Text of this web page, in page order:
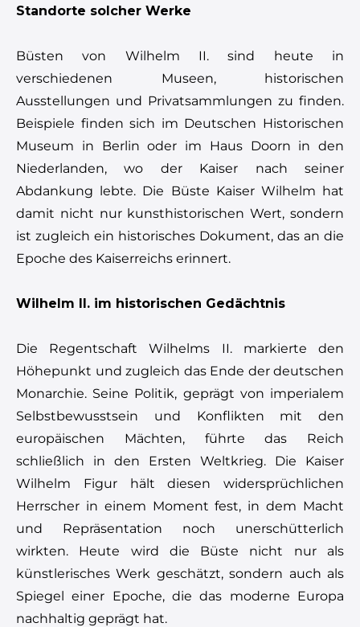
Standorte solcher Werke
Büsten von Wilhelm II. sind heute in
verschiedenen Museen, historischen
Ausstellungen und Privatsammlungen zu finden.
Beispiele finden sich im Deutschen Historischen
Museum in Berlin oder im Haus Doorn in den
Niederlanden, wo der Kaiser nach seiner
Abdankung lebte. Die Büste Kaiser Wilhelm hat
damit nicht nur kunsthistorischen Wert, sondern
ist zugleich ein historisches Dokument, das an die
Epoche des Kaiserreichs erinnert.
Wilhelm II. im historischen Gedächtnis
Die Regentschaft Wilhelms II. markierte den
Höhepunkt und zugleich das Ende der deutschen
Monarchie. Seine Politik, geprägt von imperialem
Selbstbewusstsein und Konflikten mit den
europäischen Mächten, führte das Reich
schließlich in den Ersten Weltkrieg. Die Kaiser
Wilhelm Figur hält diesen widersprüchlichen
Herrscher in einem Moment fest, in dem Macht
und Repräsentation noch unerschütterlich
wirkten. Heute wird die Büste nicht nur als
künstlerisches Werk geschätzt, sondern auch als
Spiegel einer Epoche, die das moderne Europa
nachhaltig geprägt hat.